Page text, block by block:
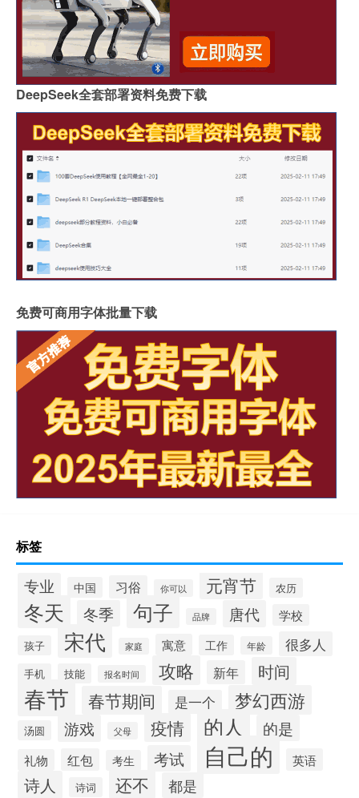
DeepSeek全套部署资料免费下载
免费可商用字体批量下载
标签
专业 中国 习俗 你可以 元宵节 农历
冬天 冬季 句子 品牌 唐代 学校
孩子 宋代 家庭 寓意 工作 年龄 很多人
手机 技能 报名时间 攻略 新年 时间
春节 春节期间 是一个 梦幻西游
汤圆 游戏 父母 疫情 的人 的是
礼物 红包 考生 考试 自己的 英语
诗人 诗词 还不 都是